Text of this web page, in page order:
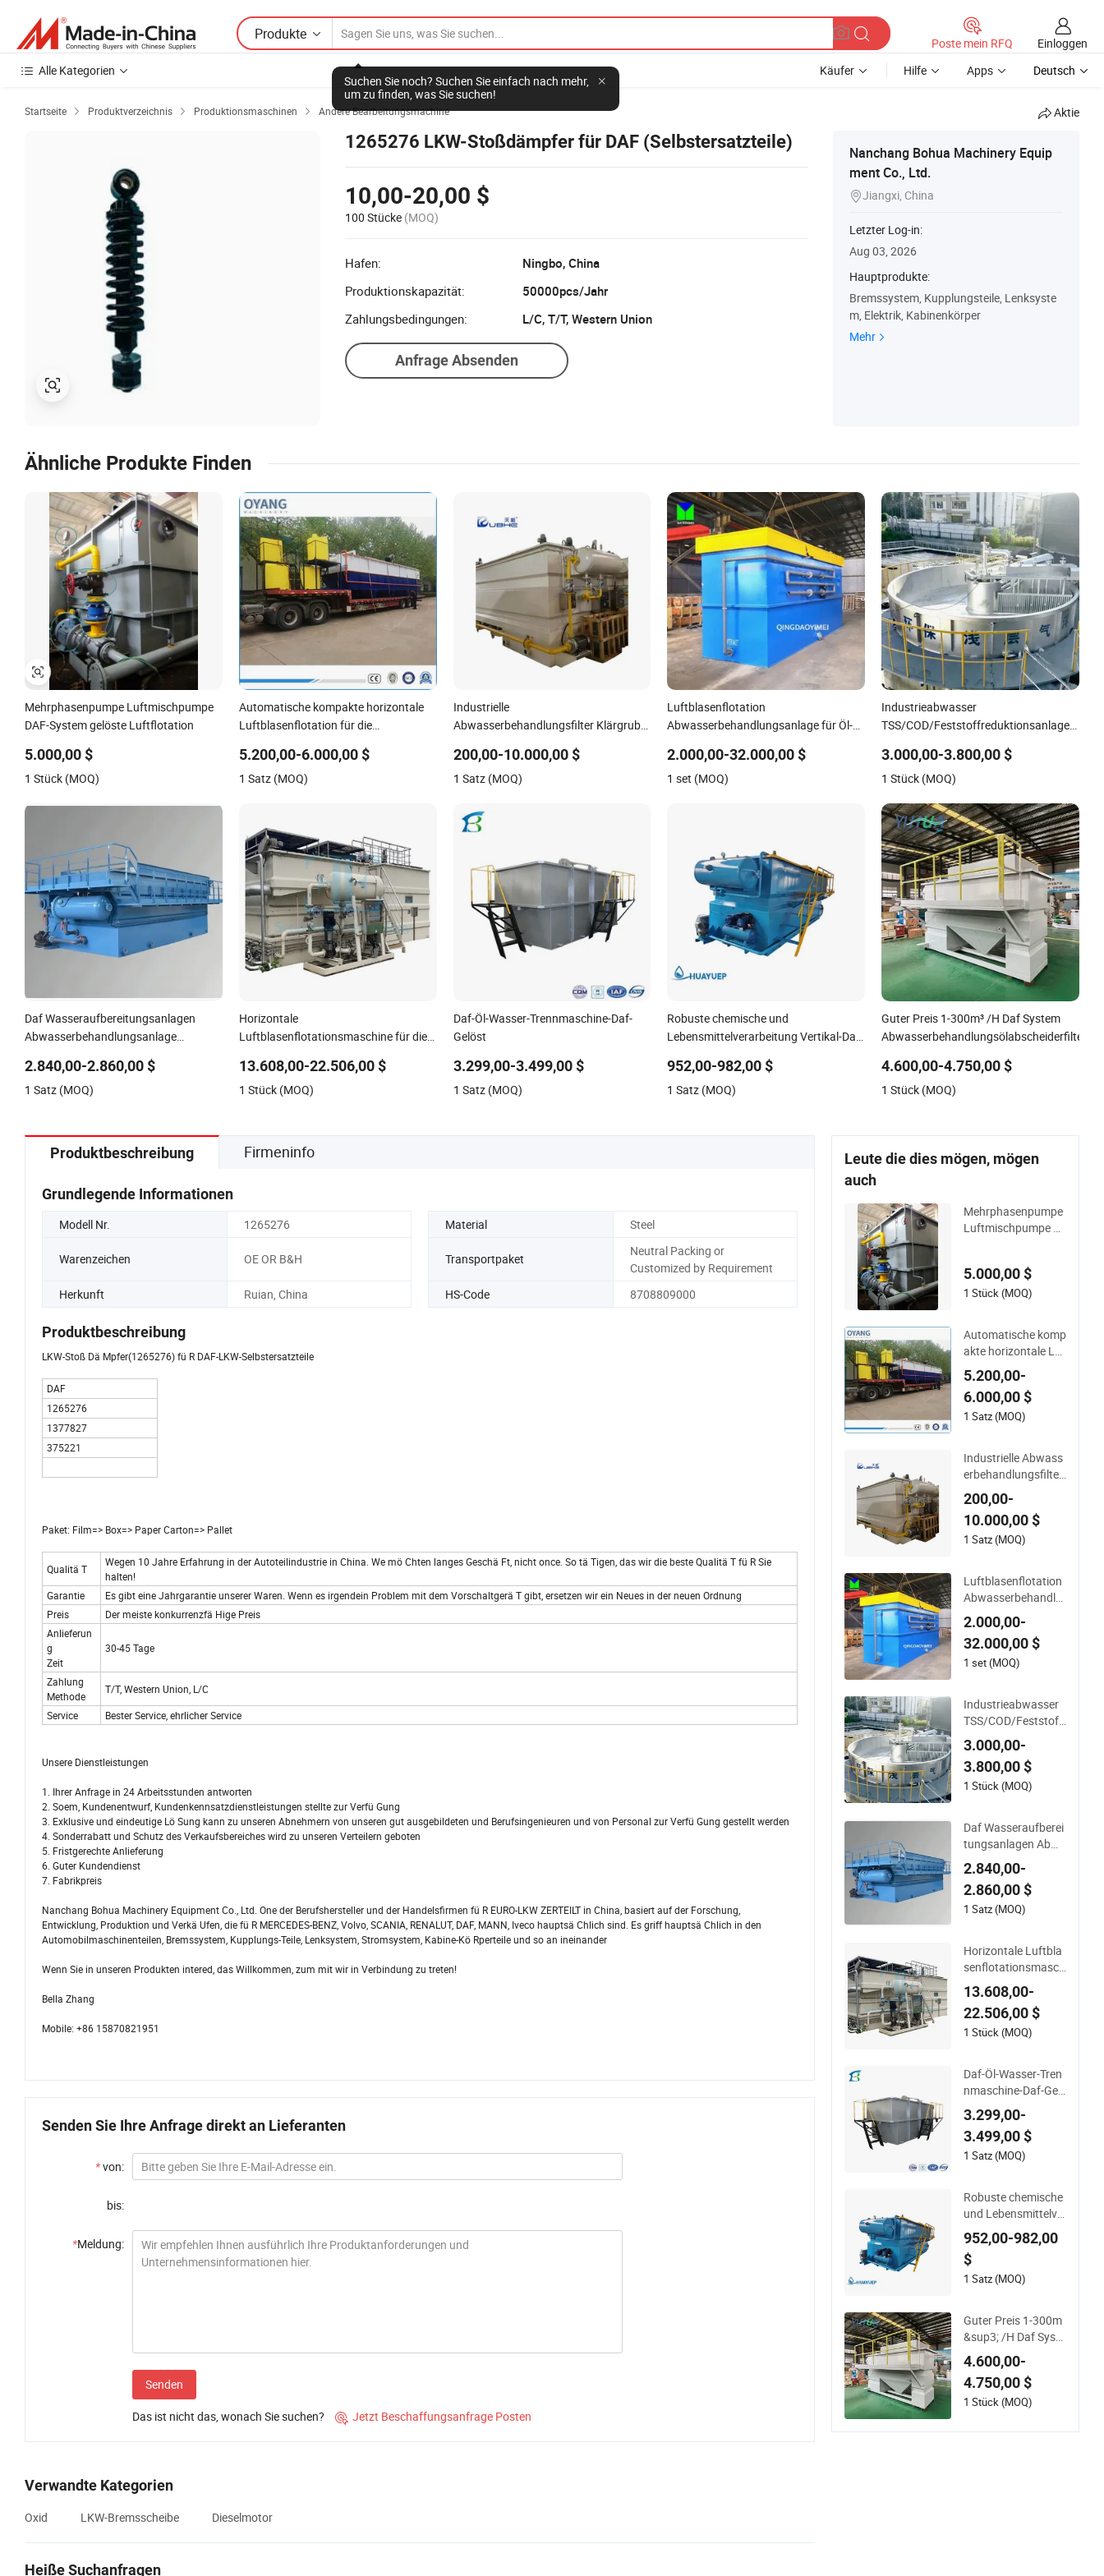
Produkte
Suchen Sie noch? Suchen Sie einfach nach mehr,
um zu finden, was Sie suchen!
Poste mein RFQ
Einloggen
Alle Kategorien
Käufer Hilfe Apps Deutsch
Startseite  Produktverzeichnis  Produktionsmaschinen  Andere Bearbeitungsmachine Aktie
1265276 LKW-Stoßdämpfer für DAF (Selbstersatzteile)
10,00-20,00 $
100 Stücke (MOQ)
Hafen:
Ningbo, China
Produktionskapazität:
50000pcs/Jahr
Zahlungsbedingungen:
L/C, T/T, Western Union
Anfrage Absenden
Nanchang Bohua Machinery Equip
ment Co., Ltd.
Jiangxi, China
Letzter Log-in:
Aug 03, 2026
Hauptprodukte:
Bremssystem, Kupplungsteile, Lenksyste
m, Elektrik, Kabinenkörper
Mehr
Ähnliche Produkte Finden
Mehrphasenpumpe Luftmischpumpe
DAF-System gelöste Luftflotation
5.000,00 $
1 Stück (MOQ)
Automatische kompakte horizontale
Luftblasenflotation für die
5.200,00-6.000,00 $
1 Satz (MOQ)
Industrielle
Abwasserbehandlungsfilter Klärgrube
200,00-10.000,00 $
1 Satz (MOQ)
Luftblasenflotation
Abwasserbehandlungsanlage für Öl-
Wäschereiwasserbehandlungsanlagen
2.000,00-32.000,00 $
1 set (MOQ)
Industrieabwasser
TSS/COD/Feststoffreduktionsanlage
die Abwasserbehandlung
3.000,00-3.800,00 $
1 Stück (MOQ)
Daf Wasseraufbereitungsanlagen
Abwasserbehandlungsanlage
Wasserreinigungsanlage
2.840,00-2.860,00 $
1 Satz (MOQ)
Horizontale
Luftblasenflotationsmaschine für die
Aquakultur
13.608,00-22.506,00 $
1 Stück (MOQ)
Daf-Öl-Wasser-Trennmaschine-Daf-
Gelöst
3.299,00-3.499,00 $
1 Satz (MOQ)
Robuste chemische und
Lebensmittelverarbeitung Vertikal-Daf-
Wasser-Trennung durch gelöste
Luftflotation
952,00-982,00 $
1 Satz (MOQ)
Guter Preis 1-300m³ /H Daf System
Abwasserbehandlungsölabscheiderfilter
4.600,00-4.750,00 $
1 Stück (MOQ)
Produktbeschreibung Firmeninfo
Grundlegende Informationen
Modell Nr. 1265276 Material Steel
Warenzeichen OE OR B&H Transportpaket
Neutral Packing or
Customized by Requirement
Herkunft
Ruian, China HS-Code 8708809000
Produktbeschreibung
LKW-Stoß Dä Mpfer(1265276) fü R DAF-LKW-Selbstersatzteile
DAF
1265276
1377827
375221
Paket: Film=> Box=> Paper Carton=> Pallet
Qualitä T
Wegen 10 Jahre Erfahrung in der Autoteilindustrie in China. We mö Chten langes Geschä Ft, nicht once. So tä Tigen, das wir die beste Qualitä T fü R Sie
halten!
Garantie
Es gibt eine Jahrgarantie unserer Waren. Wenn es irgendein Problem mit dem Vorschaltgerä T gibt, ersetzen wir ein Neues in der neuen Ordnung
Preis
Der meiste konkurrenzfä Hige Preis
Anlieferun
g
Zeit
30-45 Tage
Zahlung
Methode
T/T, Western Union, L/C
Service
Bester Service, ehrlicher Service
Unsere Dienstleistungen
1. Ihrer Anfrage in 24 Arbeitsstunden antworten
2. Soem, Kundenentwurf, Kundenkennsatzdienstleistungen stellte zur Verfü Gung
3. Exklusive und eindeutige Lö Sung kann zu unseren Abnehmern von unseren gut ausgebildeten und Berufsingenieuren und von Personal zur Verfü Gung gestellt werden
4. Sonderrabatt und Schutz des Verkaufsbereiches wird zu unseren Verteilern geboten
5. Fristgerechte Anlieferung
6. Guter Kundendienst
7. Fabrikpreis
Nanchang Bohua Machinery Equipment Co., Ltd. One der Berufshersteller und der Handelsfirmen fü R EURO-LKW ZERTEILT in China, basiert auf der Forschung,
Entwicklung, Produktion und Verkä Ufen, die fü R MERCEDES-BENZ, Volvo, SCANIA, RENALUT, DAF, MANN, Iveco hauptsä Chlich sind. Es griff hauptsä Chlich in den
Automobilmaschinenteilen, Bremssystem, Kupplungs-Teile, Lenksystem, Stromsystem, Kabine-Kö Rperteile und so an ineinander
Wenn Sie in unseren Produkten intered, das Willkommen, zum mit wir in Verbindung zu treten!
Bella Zhang
Mobile: +86 15870821951
Senden Sie Ihre Anfrage direkt an Lieferanten
*von:
bis:
*Meldung:
Senden
Das ist nicht das, wonach Sie suchen?  Jetzt Beschaffungsanfrage Posten
Verwandte Kategorien
Oxid LKW-Bremsscheibe Dieselmotor
Heiße Suchanfragen
Leute die dies mögen, mögen
auch
Mehrphasenpumpe
Luftmischpumpe D
5.000,00 $
1 Stück (MOQ)
Automatische komp
akte horizontale Luf
tblasenflotation für
die Abwasserbehan
dlung in Kläranlage
n
5.200,00-
6.000,00 $
1 Satz (MOQ)
Industrielle Abwass
erbehandlungsfilter
Klärgrube gelöstes
Daf für Öl und Fett
200,00-
10.000,00 $
1 Satz (MOQ)
Luftblasenflotation
Abwasserbehandlu
ngsanlage für Öl- un
d Gasraffinerien so
wie Wäschereiwass
erbehandlungsanla
2.000,00-
32.000,00 $
1 set (MOQ)
Industrieabwasser
TSS/COD/Feststoff
reduktionsanlage m
it gelöstem Luftflot
ationssystem für di
e Abwasserbehandl
3.000,00-
3.800,00 $
1 Stück (MOQ)
Daf Wasseraufberei
tungsanlagen Abwa
sserbehandlungsan
lage Luftflotations
maschine Wasserrei
nigungsanlage
2.840,00-
2.860,00 $
1 Satz (MOQ)
Horizontale Luftbla
senflotationsmasch
ine für die Abwasser
behandlung in der A
quakultur
13.608,00-
22.506,00 $
1 Stück (MOQ)
Daf-Öl-Wasser-Tren
nmaschine-Daf-Gel
öst
3.299,00-
3.499,00 $
1 Satz (MOQ)
Robuste chemische
und Lebensmittelve
rarbeitung Vertikal-
Daf-Maschine für lei
stungsstarke Öl-Wa
sser-Trennung durc
952,00-982,00
$
1 Satz (MOQ)
Guter Preis 1-300m
&sup3; /H Daf Syste
m Abwasserbehand
lungsölabscheiderfil
ter
4.600,00-
4.750,00 $
1 Stück (MOQ)